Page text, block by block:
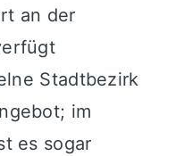
an der
Stadtbezirk
im
es sogar